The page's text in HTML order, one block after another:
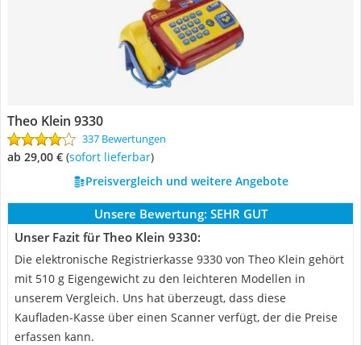
Theo Klein 9330
337 Bewertungen
ab 29,00 € ( Sofort lieferbar)
Preisvergleich und weitere Angebote
Unsere Bewertung: SEHR GUT
Unser Fazit für Theo Klein 9330:
Die elektronische Registrierkasse 9330 von Theo Klein gehört
mit 510 g Eigengewicht zu den leichteren Modellen in
unserem Vergleich. Uns hat überzeugt, dass diese
Kaufladen-Kasse über einen Scanner verfügt, der die Preise
erfassen kann.